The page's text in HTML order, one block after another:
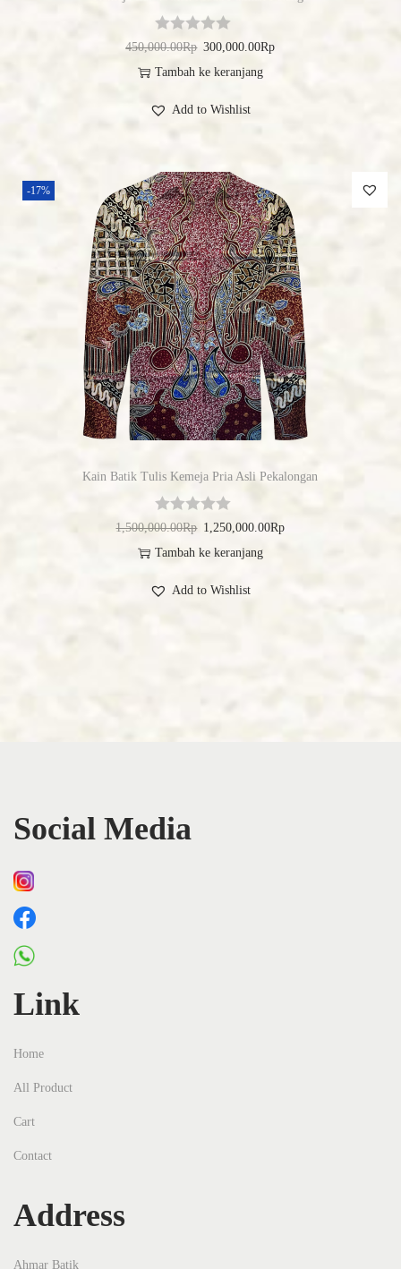
450,000.00Rp 300,000.00Rp
Tambah ke keranjang
Add to Wishlist
-17%
Kain Batik Tulis Kemeja Pria Asli Pekalongan
1,500,000.00Rp 1,250,000.00Rp
Tambah ke keranjang
Add to Wishlist
Social Media
Link
Home
All Product
Cart
Contact
Address
Ahmar Batik